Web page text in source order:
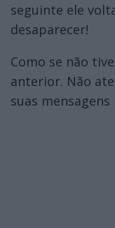
seguinte ele
desaparecer!
Como se não
anterior. Não
suas